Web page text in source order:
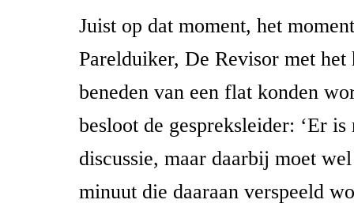
Juist op dat moment, het
Parelduiker, De Revisor met het
beneden van een flat konden
besloot de gespreksleider: ‘Er
discussie, maar daarbij moet
minuut die daaraan verspeeld